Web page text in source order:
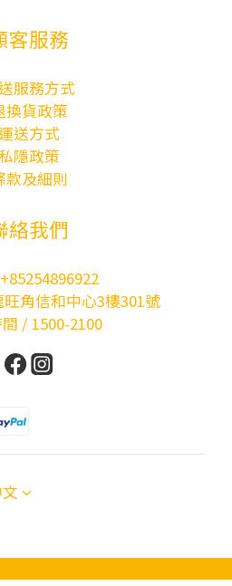
客服務
服務方式
換貨政策
運送方式
隱政策
款及細則
絡我們
角信和中心3樓301號
/ 1500-2100